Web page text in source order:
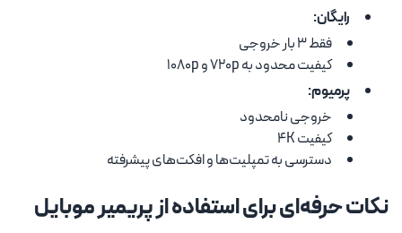
رایگان:
فقط ۳ بار خروجی
کیفیت محدود به 720p و 1080p
پرمیوم:
خروجی نامحدود
کیفیت 4K
دسترسی به تمپلیت‌ها و افکت‌های پیشرفته
نکات حرفه‌ای برای استفاده از پریمیر موبایل